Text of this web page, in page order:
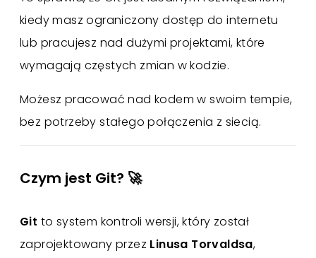
kiedy masz ograniczony dostęp do internetu
lub pracujesz nad dużymi projektami, które
wymagają częstych zmian w kodzie.
Możesz pracować nad kodem w swoim tempie,
bez potrzeby stałego połączenia z siecią.
Czym jest Git? 🚀
Git to system kontroli wersji, który został
zaprojektowany przez Linusa Torvaldsa,